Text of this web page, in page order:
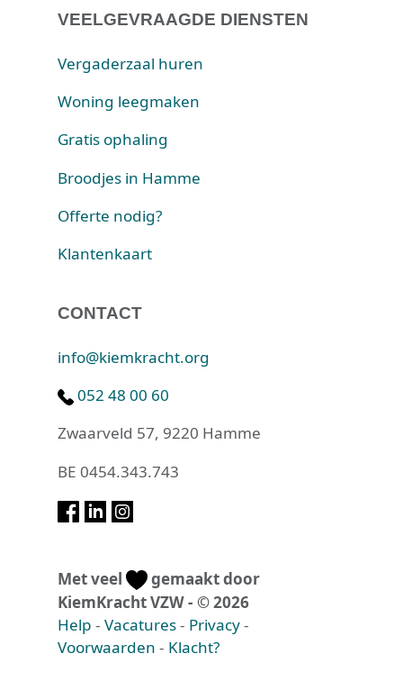
VEELGEVRAAGDE DIENSTEN
Vergaderzaal huren
Woning leegmaken
Gratis ophaling
Broodjes in Hamme
Offerte nodig?
Klantenkaart
CONTACT
info@kiemkracht.org
052 48 00 60
Zwaarveld 57, 9220 Hamme
BE 0454.343.743
Met veel
gemaakt door
KiemKracht VZW - © 2026
Help -Vacatures- Privacy-
Voorwaarden - Klacht?